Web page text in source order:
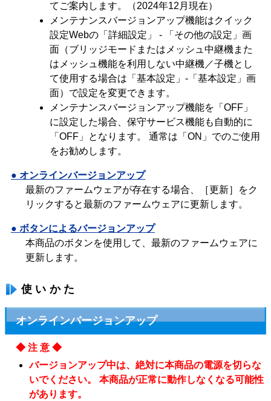
てご案内します。（2024年12月現在）
メンテナンスバージョンアップ機能はクイック
設定Webの「詳細設定」 - 「その他の設定」画
面（ブリッジモードまたはメッシュ中継機また
はメッシュ機能を利用しない中継機／子機とし
て使用する場合は「基本設定」-「基本設定」画
面）で設定を変更できます。
メンテナンスバージョンアップ機能を「OFF」
に設定した場合、保守サービス機能も自動的に
「OFF」となります。 通常は「ON」でのご使用
をお勧めします。
● オンラインバージョンアップ
最新のファームウェアが存在する場合、［更新］をク
リックすると最新のファームウェアに更新します。
● ボタンによるバージョンアップ
本商品のボタンを使用して、最新のファームウェアに
更新します。
使いかた
オンラインバージョンアップ
◆注意◆
バージョンアップ中は、絶対に本商品の電源を切らな
いでください。 本商品が正常に動作しなくなる可能性
があります。